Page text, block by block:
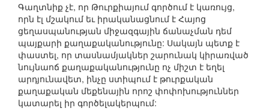
Գաղտնիք չէ, որ Թուրքիայում գործում է կառույց,
որն էլ մշակում եւ իրականացնում է Հայոց
ցեղասպանության միջազգային ճանաչման դեմ
պայքարի քաղաքականությունը: Սակայն պետք է
փաստել, որ տասնամյակներ շարունակ կիրառված
նույնաոճ քաղաքականությունը ոչ միշտ է եղել
արդյունավետ, ինչը ստիպում է թուրքական
քաղաքական մեքենային որոշ փոփոխություններ
կատարել իր գործելակերպում: